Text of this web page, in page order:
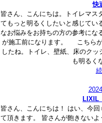
快
皆さん、こんにちは。トイレマス
てもっと明るくしたいと感じてい
なお悩みをお持ちの方の参考にな
が施工前になります。 こちらが
したね。トイレ、壁紙、床のク
も明るく
LIXIL
皆さん、こんにちは！ はい、今
て頂きます。 皆さんが飽きない